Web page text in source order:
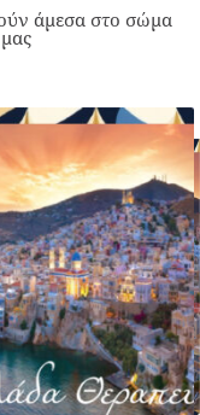
άμεσα στο σώμα